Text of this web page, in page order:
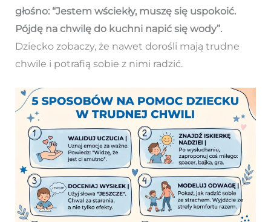
głośno: “Jestem wściekły, muszę się uspokoić.
Pójdę na chwilę do kuchni napić się wody”.
Dziecko zobaczy, że nawet dorośli mają trudne
chwile i potrafią sobie z nimi radzić.